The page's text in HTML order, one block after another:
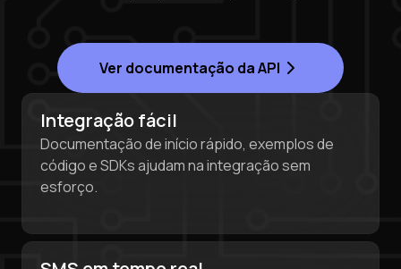
Ver documentação da API
Integração fácil
Documentação de início rápido, exemplos de
código e SDKs ajudam na integração sem
esforço.
Purchasing credits through Telegram is a simple
two-step process:
You purchase Stars via the official@PremiumBotin
Telegram using your card (or Google Pay, Apple Pay, or
other supported methods).
HidSim credit purchase.